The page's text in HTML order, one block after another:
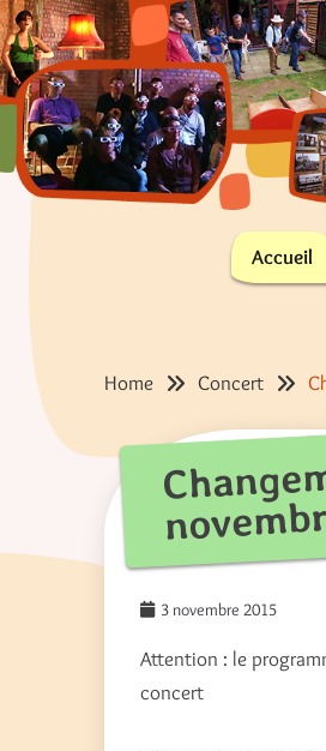
Skip
to
content
PLOEF!
PLus On Est de Fous !
Accueil
Home Concert
3 novembre 2015
Attention : le
concert